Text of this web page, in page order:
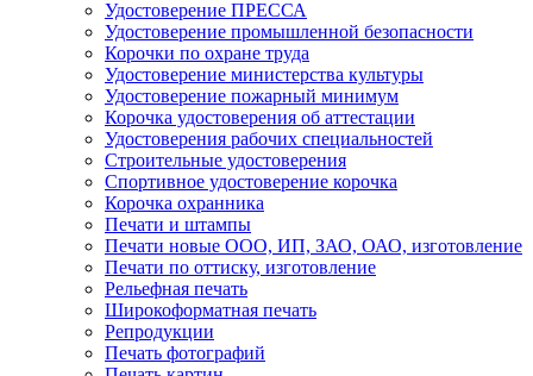
Удостоверение ПРЕССА
Удостоверение промышленной безопасности
Корочки по охране труда
Удостоверение министерства культуры
Удостоверение пожарный минимум
Корочка удостоверения об аттестации
Удостоверения рабочих специальностей
Строительные удостоверения
Спортивное удостоверение корочка
Корочка охранника
Печати и штампы
Печати новые ООО, ИП, ЗАО, ОАО, изготовление
Печати по оттиску, изготовление
Рельефная печать
Широкоформатная печать
Репродукции
Печать фотографий